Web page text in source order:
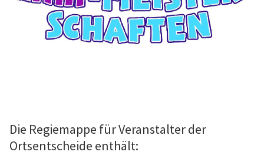
Die Regiemappe für Veranstalter der
Ortsentscheide enthält: